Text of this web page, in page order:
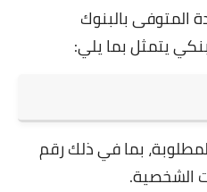
المتوفى بالبنوك
يتمثل بما يلي:
بما في ذلك رقم
الشخصية.